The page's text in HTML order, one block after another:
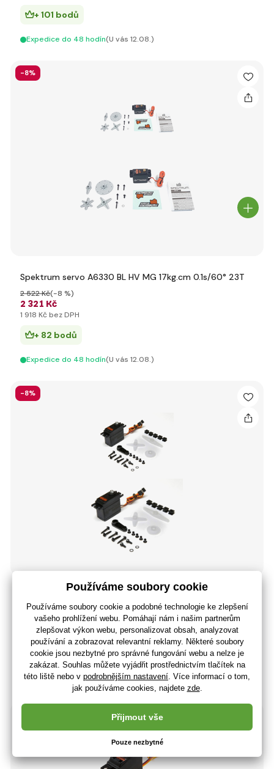
+ 101 bodů
Expedice do 48 hodín(U vás 12.08.)
-8%
Spektrum servo A6330 BL HV MG 17kg.cm 0.1s/60° 23T
2 321 Kč
2 522 Kč(-8 %)
1 918 Kč bez DPH
+ 82 bodů
Expedice do 48 hodín(U vás 12.08.)
-8%
798 Kč
865 Kč(-8 %)
660 Kč bez DPH
+ 28 bodů
Expedice do 48 hodín(U vás 12.08.)